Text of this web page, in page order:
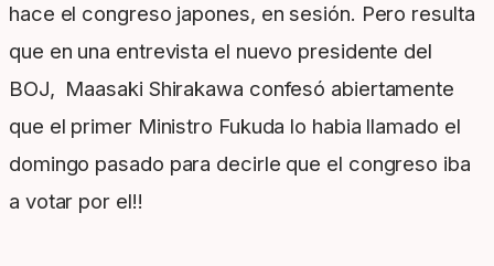
hace el congreso japones, en sesión. Pero resulta
que en una entrevista el nuevo presidente del
BOJ, Maasaki Shirakawa confesó abiertamente
que el primer Ministro Fukuda lo habia llamado el
domingo pasado para decirle que el congreso iba
a votar por el!!